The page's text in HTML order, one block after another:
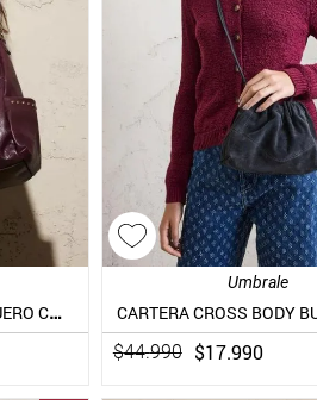
CARTERA DE MANO ECOCUERO CON TACHAS
Umbrale
$44.990 $17.990